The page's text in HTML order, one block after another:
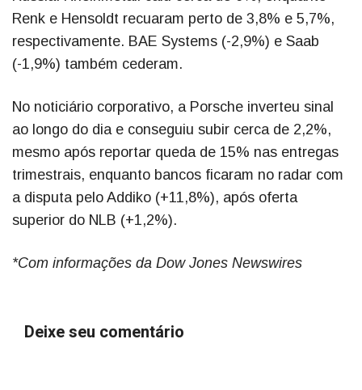
Renk e Hensoldt recuaram perto de 3,8% e 5,7%,
respectivamente. BAE Systems (-2,9%) e Saab
(-1,9%) também cederam.
No noticiário corporativo, a Porsche inverteu sinal
ao longo do dia e conseguiu subir cerca de 2,2%,
mesmo após reportar queda de 15% nas entregas
trimestrais, enquanto bancos ficaram no radar com
a disputa pelo Addiko (+11,8%), após oferta
superior do NLB (+1,2%).
*Com informações da Dow Jones Newswires
Deixe seu comentário